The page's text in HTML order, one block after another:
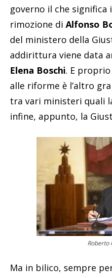
governo il che
rimozione di Alfonso
del ministero della
addirittura viene data
Elena Boschi. E proprio
alle riforme è l’altro
tra vari ministeri quali
infine, appunto, la
Roberto
Ma in bilico, sempre